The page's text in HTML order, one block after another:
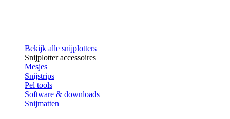
Bekijk alle snijplotters
Snijplotter accessoires
Mesjes
Snijstrips
Pel tools
Software & downloads
Snijmatten